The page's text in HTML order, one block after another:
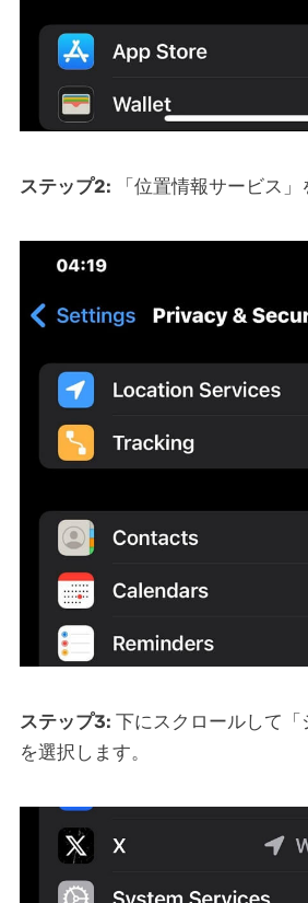
ステップ2: 「位置情報サービス」
ステップ3: 下にスクロールして「
を選択します。